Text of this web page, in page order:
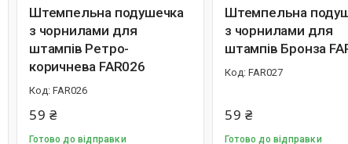
Штемпельна подушечка
з чорнилами для
штампів Ретро-
коричнева FAR026
FAR026
59 ₴
Готово до відправки
Штемпельна
з чорнилами для
штампів Бронза
FAR027
59 ₴
Готово до відправки